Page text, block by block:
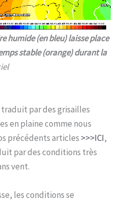
humide (en bleu) laisse place
stable (orange) durant la
traduit par des grisailles
en plaine comme nous
précédents articles >>>ICI,
par des conditions très
vent.
les conditions se